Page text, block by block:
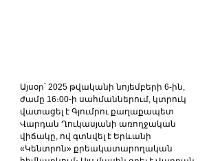
Այսօր՝ 2025 թվականի նոյեմբերի 6-ին,
ժամը 16։00-ի սահմաններում, կտրուկ
վատացել է Գյումրու քաղաքապետ
Վարդան Ղուկասյանի առողջական
վիճակը, ով գտնվել է Երևանի
«Կենտրոն» քրեակատարողական